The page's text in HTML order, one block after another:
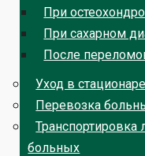
При
При сахарном
После
Уход в стационаре
Перевозка
Транспортировка
больных